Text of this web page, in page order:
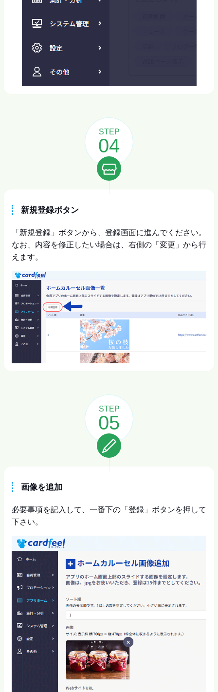
STEP
04
新規登録ボタン
「新規登録」ボタンから、登録画面に進んでください。
なお、内容を修正したい場合は、右側の「変更」から行
えます。
STEP
05
画像を追加
必要事項を記入して、一番下の「登録」ボタンを押して
下さい。